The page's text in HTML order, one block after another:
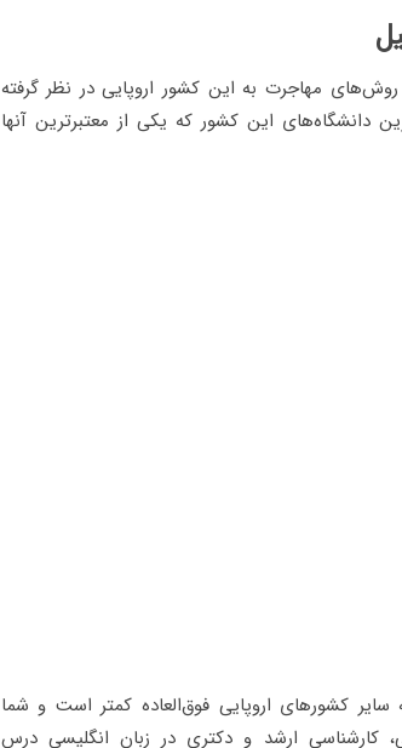
مهاجرت به این کشور اروپایی در نظر گرفته
دانشگاه‌های این کشور که یکی از معتبرترین آنها
کشورهای اروپایی فوق‌العاده کمتر است و شما
کارشناسی ارشد و دکتری در زبان انگلیسی درس